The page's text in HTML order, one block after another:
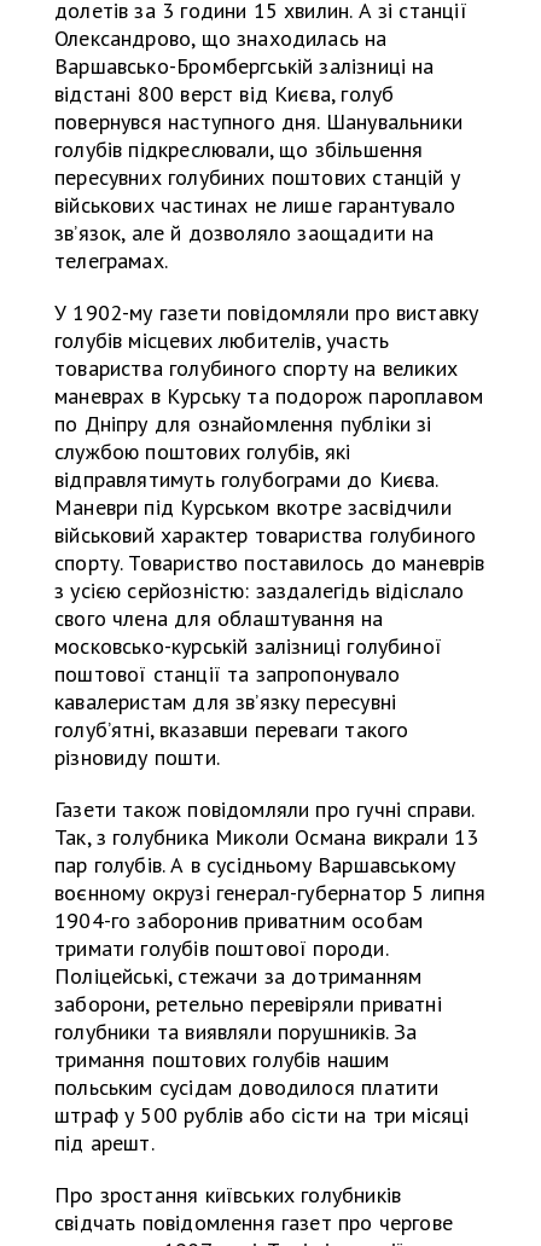
долетів за 3 години 15 хвилин. А зі станції
Олександрово, що знаходилась на
Варшавсько-Бромбергській залізниці на
відстані 800 верст від Києва, голуб
повернувся наступного дня. Шанувальники
голубів підкреслювали, що збільшення
пересувних голубиних поштових станцій у
військових частинах не лише гарантувало
зв’язок, але й дозволяло заощадити на
телеграмах.
У 1902-му газети повідомляли про виставку
голубів місцевих любителів, участь
товариства голубиного спорту на великих
маневрах в Курську та подорож пароплавом
по Дніпру для ознайомлення публіки зі
службою поштових голубів, які
відправлятимуть голубограми до Києва.
Маневри під Курськом вкотре засвідчили
військовий характер товариства голубиного
спорту. Товариство поставилось до маневрів
з усією серйозністю: заздалегідь відіслало
свого члена для облаштування на
московсько-курській залізниці голубиної
поштової станції та запропонувало
кавалеристам для зв’язку пересувні
голуб’ятні, вказавши переваги такого
різновиду пошти.
Газети також повідомляли про гучні справи.
Так, з голубника Миколи Османа викрали 13
пар голубів. А в сусідньому Варшавському
воєнному окрузі генерал-губернатор 5 липня
1904-го заборонив приватним особам
тримати голубів поштової породи.
Поліцейські, стежачи за дотриманням
заборони, ретельно перевіряли приватні
голубники та виявляли порушників. За
тримання поштових голубів нашим
польським сусідам доводилося платити
штраф у 500 рублів або сісти на три місяці
під арешт.
Про зростання київських голубників
свідчать повідомлення газет про чергове